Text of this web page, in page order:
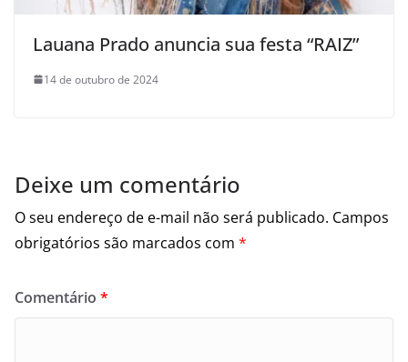
Lauana Prado anuncia sua festa “RAIZ”
14 de outubro de 2024
Deixe um comentário
O seu endereço de e-mail não será publicado. Campos
obrigatórios são marcados com *
Comentário *